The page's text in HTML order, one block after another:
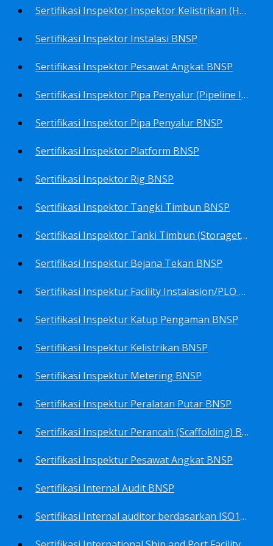
Sertifikasi Inspektor Inspektor Kelistrikan (Harga Khusus) BNSP
Sertifikasi Inspektor Instalasi BNSP
Sertifikasi Inspektor Pesawat Angkat BNSP
Sertifikasi Inspektor Pipa Penyalur (Pipeline Inspector) BNSP
Sertifikasi Inspektor Pipa Penyalur BNSP
Sertifikasi Inspektor Platform BNSP
Sertifikasi Inspektor Rig BNSP
Sertifikasi Inspektor Tangki Timbun BNSP
Sertifikasi Inspektor Tanki Timbun (Storagetank Inspector) BNSP
Sertifikasi Inspektur Bejana Tekan BNSP
Sertifikasi Inspektur Facility Instalasion/PLO BNSP
Sertifikasi Inspektur Katup Pengaman BNSP
Sertifikasi Inspektur Kelistrikan BNSP
Sertifikasi Inspektur Metering BNSP
Sertifikasi Inspektur Peralatan Putar BNSP
Sertifikasi Inspektur Perancah (Scaffolding) BNSP
Sertifikasi Inspektur Pesawat Angkat BNSP
Sertifikasi Internal Audit BNSP
Sertifikasi Internal auditor berdasarkan ISO17025.2017 Pedoman Panduan Mutu&Prosedur Laboratorium BNSP